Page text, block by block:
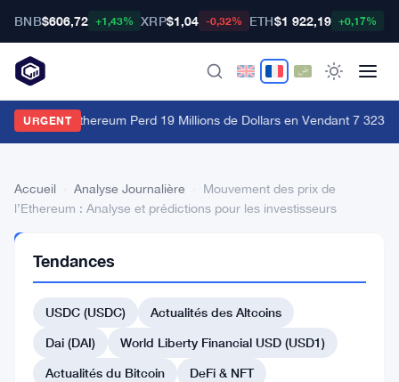
BNB$606,72 +1,43% XRP$1,04 -0,32% ETH$1 922,19 +0,17%
URGENT
Baleine Ethereum Perd 19 Millions de Dollars en Vendant 7 323
Accueil Analyse Journalière
Mouvement des prix de
l’Ethereum : Analyse et prédictions pour les investisseurs
JOURNALIÈRE
des
prix
Tendances
USDC (USDC)
Actualités des Altcoins
Dai (DAI)
World Liberty Financial USD (USD1)
Actualités du Bitcoin
DeFi & NFT